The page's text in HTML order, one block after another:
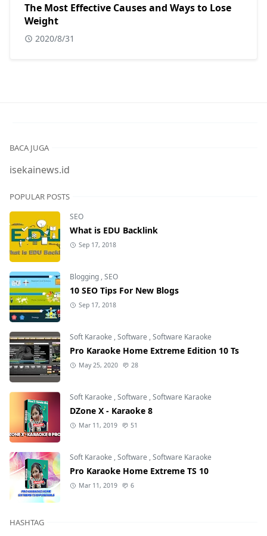
The Most Effective Causes and Ways to Lose
Weight
2020/8/31
BACA JUGA
isekainews.id
POPULAR POSTS
SEO
What is EDU Backlink
Sep 17, 2018
Blogging ,SEO
10 SEO Tips For New Blogs
Sep 17, 2018
Soft Karaoke ,Software ,Software Karaoke
Pro Karaoke Home Extreme Edition 10 Ts
May 25, 2020 28
Soft Karaoke ,Software ,Software Karaoke
DZone X - Karaoke 8
Mar 11, 2019 51
Soft Karaoke ,Software ,Software Karaoke
Pro Karaoke Home Extreme TS 10
Mar 11, 2019 6
HASHTAG